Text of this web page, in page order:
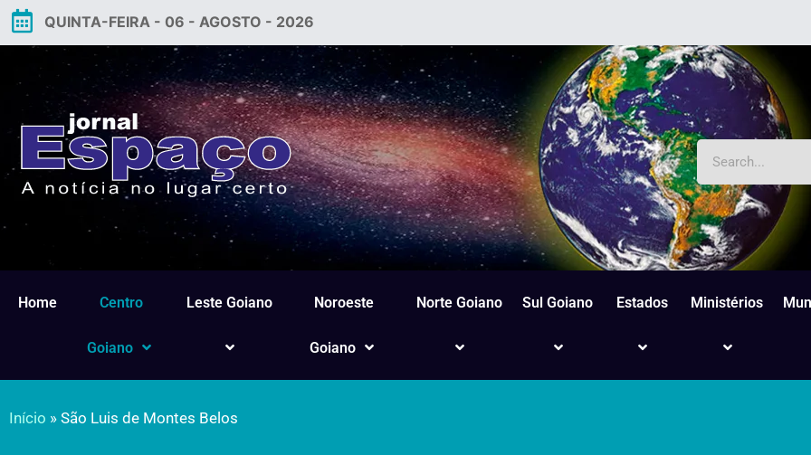
QUINTA-FEIRA - 06 - AGOSTO - 2026
Home Centro
Goiano
Leste Goiano Noroeste
Goiano
Norte Goiano Sul Goiano Estados Ministérios
Início » São Luis de Montes Belos